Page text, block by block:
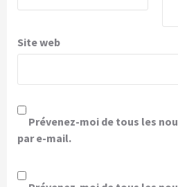
Site web
Prévenez-moi de tous les
par e-mail.